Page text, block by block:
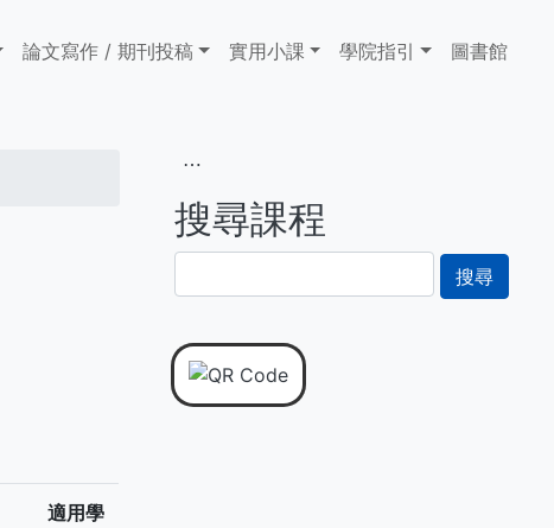
論文寫作 / 期刊投稿 實用小課 學院指引 圖書館
適用學
⋯
搜尋課程
尋